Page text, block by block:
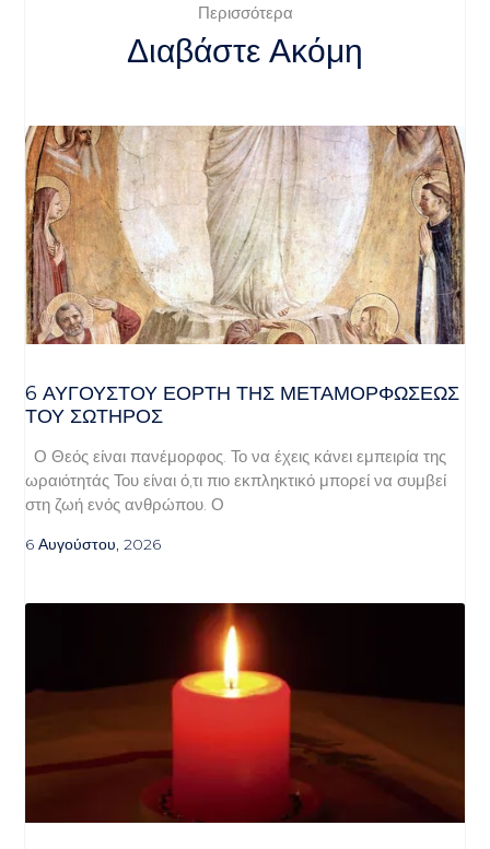
Περισσότερα
Διαβάστε Ακόμη
6 ΑΥΓΟΥΣΤΟΥ ΕΟΡΤΗ ΤΗΣ ΜΕΤΑΜΟΡΦΩΣΕΩΣ
ΤΟΥ ΣΩΤΗΡΟΣ
Ο Θεός είναι πανέμορφος. Το να έχεις κάνει εμπειρία της
ωραιότητάς Του είναι ό,τι πιο εκπληκτικό μπορεί να συμβεί
στη ζωή ενός ανθρώπου. Ο
6 Αυγούστου, 2026